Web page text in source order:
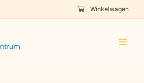
Winkelwagen